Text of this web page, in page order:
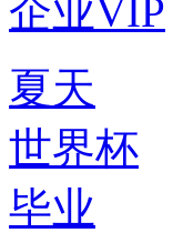
企业VIP
夏天
世界杯
毕业